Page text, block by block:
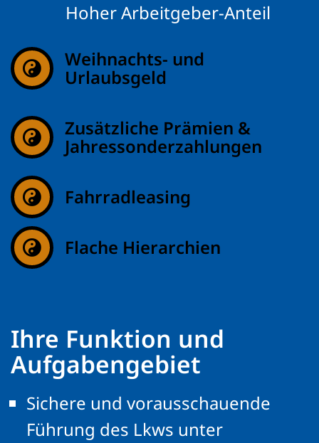
Ihre Funktion und
Aufgabengebiet
Sichere und vorausschauende
Führung des Lkws unter
Hoher Arbeitgeber-Anteil
Weihnachts- und
Urlaubsgeld
Zusätzliche Prämien &
Jahressonderzahlungen
Fahrradleasing
Flache Hierarchien